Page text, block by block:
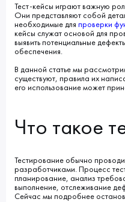
ИСКАТЬ В: УСЛУГИ
КОМПАНИЯ
НОВОСТИ
Тест-кейсы играют важную
Они представляют собой
необходимые для проверки
кейсы служат основой для
выявить потенциальные
обеспечения.
В данной статье мы
существуют, правила их
его использование может
Что такое
Тестирование обычно
разработчиками. Процесс
планирование, анализ
выполнение, отслеживание
Сейчас мы подробнее